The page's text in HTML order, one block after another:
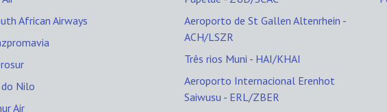
African Airways
Nilo
Air
Aeroporto de St Gallen Altenrhein -
ACH/LSZR
Três rios Muni - HAI/KHAI
Aeroporto Internacional Erenhot
Saiwusu - ERL/ZBER